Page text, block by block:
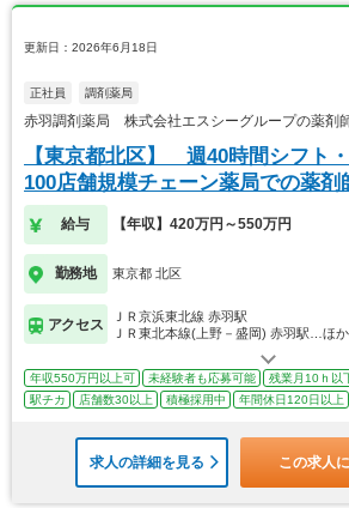
更新日：2026年6月18日
正社員 調剤薬局
赤羽調剤薬局 株式会社エスシーグループの薬剤
【東京都北区】 週40時間シフト
100店舗規模チェーン薬局での薬剤
給与 【年収】420万円～550万円
勤務地 東京都 北区
アクセス
ＪＲ京浜東北線 赤羽駅
ＪＲ東北本線(上野－盛岡) 赤羽駅…ほか
年収550万円以上可 未経験者も応募可能 残業月10ｈ以
駅チカ
店舗数30以上 積極採用中 年間休日120日以上
求人の詳細を見る この求人